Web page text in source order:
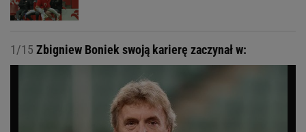
1/15 Zbigniew Boniek swoją karierę zaczynał w: